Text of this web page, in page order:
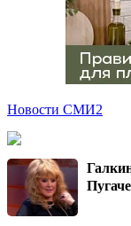
Новости СМИ2